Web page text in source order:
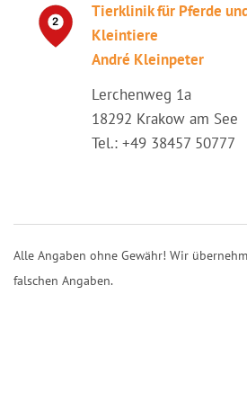
Tierklinik für Pferde
Kleintiere
André Kleinpeter
Lerchenweg 1a
18292 Krakow am See
Tel.: +49 38457 50777
Alle Angaben ohne Gewähr! Wir
falschen Angaben.